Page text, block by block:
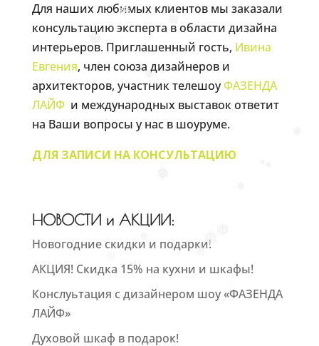
❅
❅
❅
❅
❅
❅
❅ ❅
❅
Для наших любимых клиентов мы заказали
консультацию эксперта в области дизайна
интерьеров. Приглашенный гость, Ивина
Евгения, член союза дизайнеров и
архитекторов, участник телешоуФАЗЕНДА
ЛАЙФи международных выставок ответит
на Ваши вопросы у нас в шоуруме.
ДЛЯ ЗАПИСИ НА КОНСУЛЬТАЦИЮ
НОВОСТИ и АКЦИИ:
Новогодние скидки и подарки!
АКЦИЯ! Скидка 15% на кухни и шкафы!
Конслуьтация с дизайнером шоу «ФАЗЕНДА
ЛАЙФ»
Духовой шкаф в подарок!